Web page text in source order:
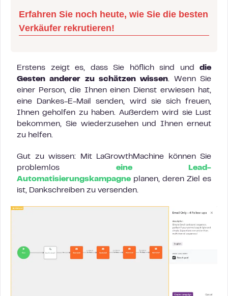
Erfahren Sie noch heute, wie Sie die besten
Verkäufer rekrutieren!
Erstens zeigt es, dass Sie höflich sind und die
Gesten anderer zu schätzen wissen. Wenn Sie
einer Person, die Ihnen einen Dienst erwiesen hat,
eine Dankes-E-Mail senden, wird sie sich freuen,
Ihnen geholfen zu haben. Außerdem wird sie Lust
bekommen, Sie wiederzusehen und Ihnen erneut
zu helfen.
Gut zu wissen: Mit LaGrowthMachine können Sie
problemlos eine Lead-
Automatisierungskampagne planen, deren Ziel es
ist, Dankschreiben zu versenden.